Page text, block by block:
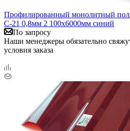
Профилированный монолитный
С-21 0,8мм 2 100х6000мм синий
По запросу
Наши менеджеры обязательно
условия заказа